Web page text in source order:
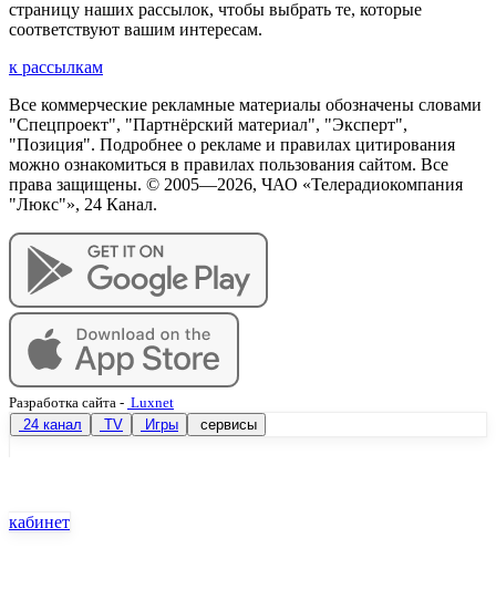
страницу наших рассылок, чтобы выбрать те, которые
соответствуют вашим интересам.
к рассылкам
Все коммерческие рекламные материалы обозначены словами
"Спецпроект", "Партнёрский материал", "Эксперт",
"Позиция". Подробнее о рекламе и правилах цитирования
можно ознакомиться в правилах пользования сайтом. Все
права защищены. © 2005—2026, ЧАО «Телерадиокомпания
"Люкс"», 24 Канал.
Разработка сайта - Luxnet
24 канал
TV Игры сервисы
кабинет